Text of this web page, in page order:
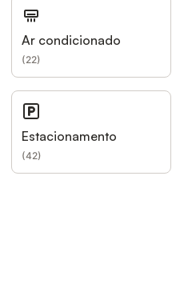
Ar condicionado
(22)
Estacionamento
(42)